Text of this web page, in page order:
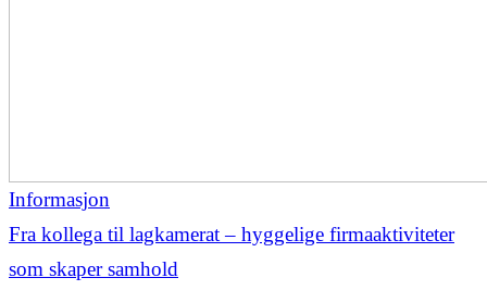
Informasjon
Fra kollega til lagkamerat – hyggelige firmaaktiviteter
som skaper samhold